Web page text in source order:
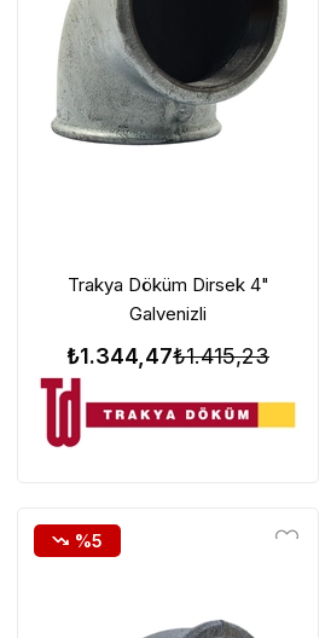
Trakya Döküm Dirsek 4"
Galvenizli
₺1.344,47₺1.415,23
%5